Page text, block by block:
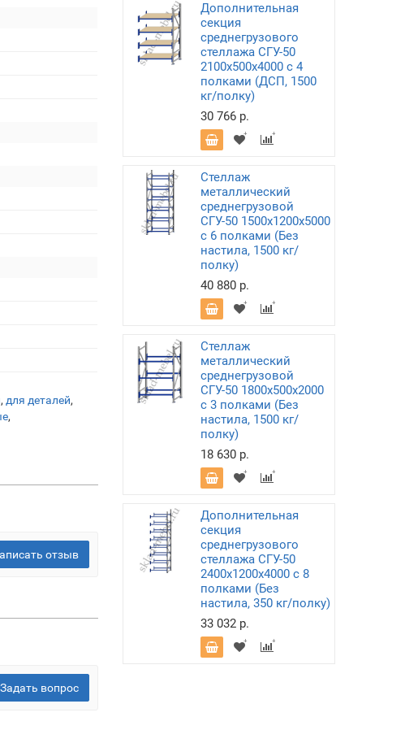
, для деталей,
,
отзыв
Задать вопрос
Дополнительная
секция
среднегрузового
стеллажа СГУ-50
2100х500х4000 с 4
полками (ДСП, 1500
кг/полку)
30 766 р.
Стеллаж
металлический
среднегрузовой
СГУ-50 1500х1200х5000
с 6 полками (Без
настила, 1500 кг/
полку)
40 880 р.
Стеллаж
металлический
среднегрузовой
СГУ-50 1800х500х2000
с 3 полками (Без
настила, 1500 кг/
полку)
18 630 р.
Дополнительная
секция
среднегрузового
стеллажа СГУ-50
2400х1200х4000 с 8
полками (Без
настила, 350 кг/полку)
33 032 р.